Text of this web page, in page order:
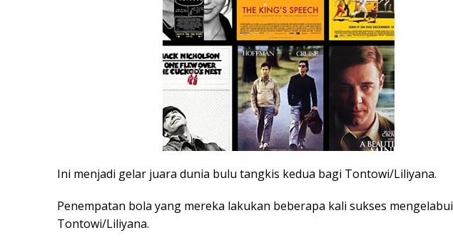
Ini menjadi gelar juara dunia bulu tangkis kedua bagi Tontowi/Liliyana.
Penempatan bola yang mereka lakukan beberapa kali sukses mengelabui
Tontowi/Liliyana.